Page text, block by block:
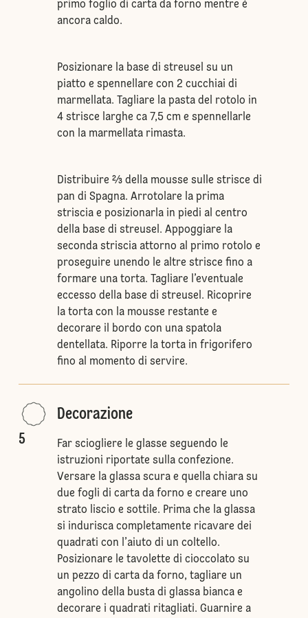
primo foglio di carta da forno mentre è
ancora caldo.
Posizionare la base di streusel su un
piatto e spennellare con 2 cucchiai di
marmellata. Tagliare la pasta del rotolo in
4 strisce larghe ca 7,5 cm e spennellarle
con la marmellata rimasta.
Distribuire 2⁄3 della mousse sulle strisce di
pan di Spagna. Arrotolare la prima
striscia e posizionarla in piedi al centro
della base di streusel. Appoggiare la
seconda striscia attorno al primo rotolo e
proseguire unendo le altre strisce fino a
formare una torta. Tagliare l’eventuale
eccesso della base di streusel. Ricoprire
la torta con la mousse restante e
decorare il bordo con una spatola
dentellata. Riporre la torta in frigorifero
fino al momento di servire.
5
Decorazione
Far sciogliere le glasse seguendo le
istruzioni riportate sulla confezione.
Versare la glassa scura e quella chiara su
due fogli di carta da forno e creare uno
strato liscio e sottile. Prima che la glassa
si indurisca completamente ricavare dei
quadrati con l’aiuto di un coltello.
Posizionare le tavolette di cioccolato su
un pezzo di carta da forno, tagliare un
angolino della busta di glassa bianca e
decorare i quadrati ritagliati. Guarnire a